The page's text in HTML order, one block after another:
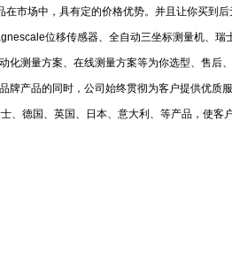
市场中，具有定的价格优势。并且让你买到
位移传感器、全自动三坐标测量机、瑞
化测量方案、在线测量方案等为你选型、售后
牌产品的同时，公司始终贯彻为客户提供优质
德国、英国、日本、意大利、等产品，使客